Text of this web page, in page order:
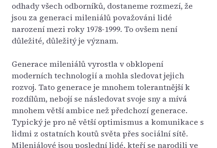
odhady všech odborníků, dostaneme rozmezí, že
jsou za generaci mileniálů považováni lidé
narození mezi roky 1978-1999. To ovšem není
důležité, důležitý je význam.
Generace mileniálů vyrostla v obklopení
moderních technologií a mohla sledovat jejich
rozvoj. Tato generace je mnohem tolerantnější k
rozdílům, nebojí se následovat svoje sny a mívá
mnohem větší ambice než předchozí generace.
Typický je pro ně větší optimismus a komunikace s
lidmi z ostatních koutů světa přes sociální sítě.
Mileniálové jsou poslední lidé, kteří se narodili ve